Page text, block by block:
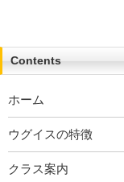
Contents
ホーム
ウグイスの特徴
クラス案内